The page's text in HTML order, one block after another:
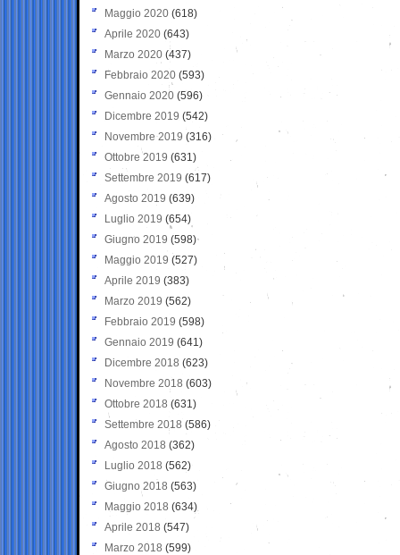
Maggio 2020 (618)
Aprile 2020 (643)
Marzo 2020 (437)
Febbraio 2020 (593)
Gennaio 2020 (596)
Dicembre 2019 (542)
Novembre 2019 (316)
Ottobre 2019 (631)
Settembre 2019 (617)
Agosto 2019 (639)
Luglio 2019 (654)
Giugno 2019 (598)
Maggio 2019 (527)
Aprile 2019 (383)
Marzo 2019 (562)
Febbraio 2019 (598)
Gennaio 2019 (641)
Dicembre 2018 (623)
Novembre 2018 (603)
Ottobre 2018 (631)
Settembre 2018 (586)
Agosto 2018 (362)
Luglio 2018 (562)
Giugno 2018 (563)
Maggio 2018 (634)
Aprile 2018 (547)
Marzo 2018 (599)